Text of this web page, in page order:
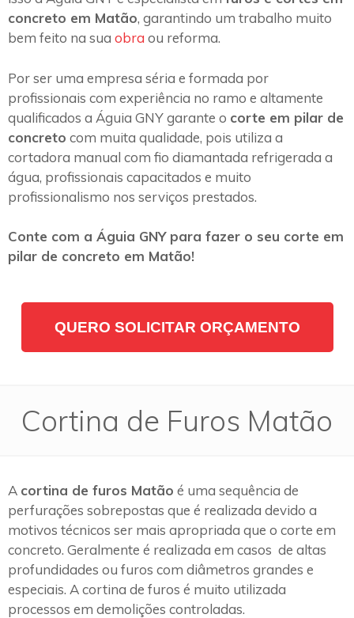
concreto em Matão, garantindo um trabalho muito
bem feito na sua obra ou reforma.
Por ser uma empresa séria e formada por
profissionais com experiência no ramo e altamente
qualificados a Águia GNY garante o corte em pilar de
concreto com muita qualidade, pois utiliza a
cortadora manual com fio diamantada refrigerada a
água, profissionais capacitados e muito
profissionalismo nos serviços prestados.
Conte com a Águia GNY para fazer o seu corte em
pilar de concreto em Matão!
QUERO SOLICITAR ORÇAMENTO
Cortina de Furos Matão
A cortina de furos Matão é uma sequência de
perfurações sobrepostas que é realizada devido a
motivos técnicos ser mais apropriada que o corte em
concreto. Geralmente é realizada em casos de altas
profundidades ou furos com diâmetros grandes e
especiais. A cortina de furos é muito utilizada
processos em demolições controladas.